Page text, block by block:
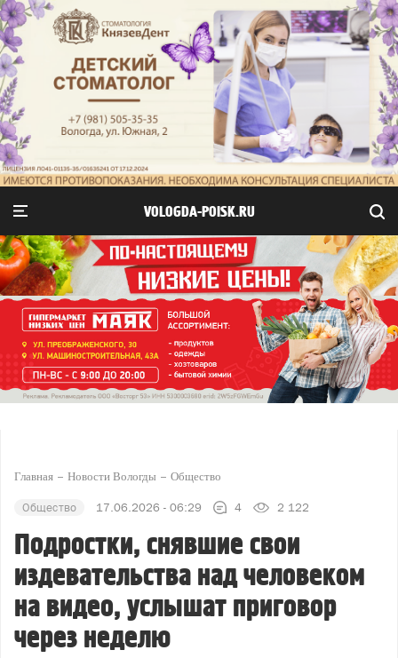
VOLOGDA-POISK.RU
Главная Новости Вологды Общество
Общество 17.06.2026 - 06:29 4 2 122
Подростки, снявшие свои
издевательства над человеком
на видео, услышат приговор
через неделю